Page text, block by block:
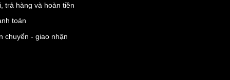
trả hàng và hoàn tiền
toán
chuyển - giao nhận